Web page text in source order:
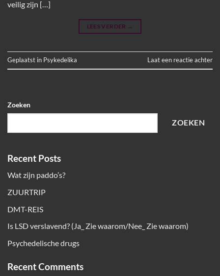
veilig zijn […]
LEES VERDER →
Geplaatst in Psykedelika Laat een reactie achter
Zoeken
ZOEKEN
Recent Posts
Wat zijn paddo’s?
ZUURTRIP
DMT-REIS
Is LSD verslavend? (Ja_ Zie waarom/Nee_ Zie waarom)
Psychedelische drugs
Recent Comments